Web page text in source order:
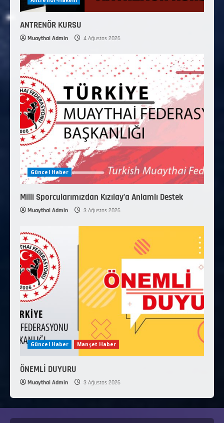
ANTRENÖR KURSU
Muaythai Admin 4 Ağustos 2026
Güncel Haber
Milli Sporcularımızdan Kızılay’a Anlamlı Destek
Muaythai Admin 3 Ağustos 2026
Güncel Haber Manşet Haber
ÖNEMLİ DUYURU
Muaythai Admin 3 Ağustos 2026